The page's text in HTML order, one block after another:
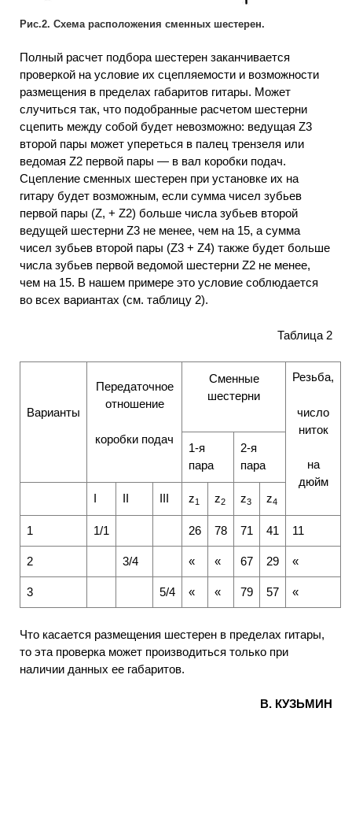
Рис.2. Схема расположения сменных шестерен.
Полный расчет подбора шестерен заканчивается
проверкой на условие их сцепляемости и возможности
размещения в пределах габаритов гитары. Может
случиться так, что подобранные расчетом шестерни
сцепить между собой будет невозможно: ведущая Z3
второй пары может упереться в палец трензеля или
ведомая Z2 первой пары — в вал коробки подач.
Сцепление сменных шестерен при установке их на
гитару будет возможным, если сумма чисел зубьев
первой пары (Z, + Z2) больше числа зубьев второй
ведущей шестерни Z3 не менее, чем на 15, а сумма
чисел зубьев второй пары (Z3 + Z4) также будет больше
числа зубьев первой ведомой шестерни Z2 не менее,
чем на 15. В нашем примере это условие соблюдается
во всех вариантах (см. таблицу 2).
Таблица 2
Варианты
Передаточное
отношение
коробки подач
Сменные
шестерни
Резьба,
число
ниток
на
дюйм
1-я
пара
2-я
пара
I ІІ ІІІ z1 z2 z3 z4
1 1/1 26 78 71 41 11
2 3/4 « « 67 29 «
3 5/4 « « 79 57 «
Что касается размещения шестерен в пределах гитары,
то эта проверка может производиться только при
наличии данных ее габаритов.
В. КУЗЬМИН